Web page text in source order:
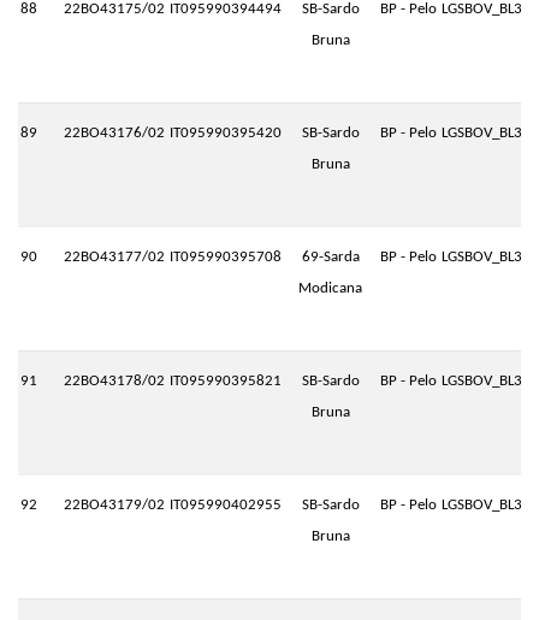
88 22BO43175/02 IT095990394494
SB-Sardo
Bruna
BP - Pelo LGSBOV_BL3.P
89 22BO43176/02 IT095990395420
SB-Sardo
Bruna
BP - Pelo LGSBOV_BL3.P
90 22BO43177/02 IT095990395708
69-Sarda
Modicana
BP - Pelo LGSBOV_BL3.P
91 22BO43178/02 IT095990395821
SB-Sardo
Bruna
BP - Pelo LGSBOV_BL3.P
92 22BO43179/02 IT095990402955
SB-Sardo
Bruna
BP - Pelo LGSBOV_BL3.P